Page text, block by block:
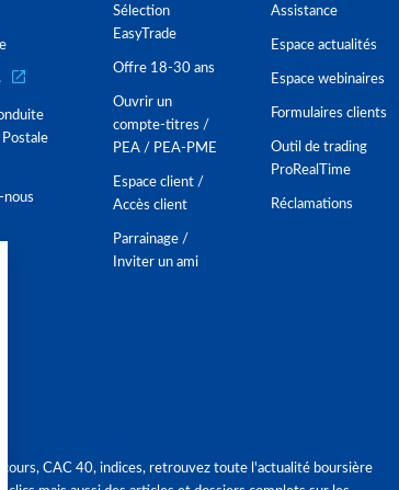
Postale
nous
Sélection
EasyTrade
Offre 18-30 ans
Ouvrir un
compte-titres /
PEA / PEA-PME
Espace client /
Accès client
Parrainage /
Inviter un ami
Assistance
Espace actualités
Espace webinaires
Formulaires clients
Outil de trading
ProRealTime
Réclamations
cours, CAC 40, indices, retrouvez toute l'actualité boursière